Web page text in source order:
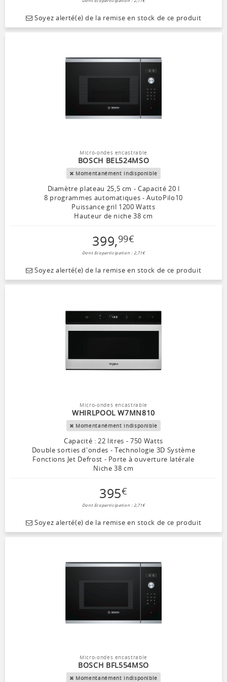
Soyez alerté(e) de la remise en stock de ce produit
Micro-ondes encastrable
BOSCH BEL524MSO
Momentanément indisponible
Diamètre plateau 25,5 cm - Capacité 20 l
8 programmes automatiques - AutoPilo10
Puissance gril 1200 Watts
Hauteur de niche 38 cm
399,99€
Dont Ecoparticipation : 2,71€
Soyez alerté(e) de la remise en stock de ce produit
Micro-ondes encastrable
WHIRLPOOL W7MN810
Momentanément indisponible
Capacité : 22 litres - 750 Watts
Double sorties d'ondes - Technologie 3D Système
Fonctions Jet Defrost - Porte à ouverture latérale
Niche 38 cm
395€
Dont Ecoparticipation : 2,71€
Soyez alerté(e) de la remise en stock de ce produit
Micro-ondes encastrable
BOSCH BFL554MSO
Momentanément indisponible